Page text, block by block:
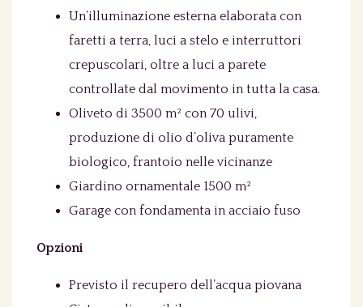
Un’illuminazione esterna elaborata con
faretti a terra, luci a stelo e interruttori
crepuscolari, oltre a luci a parete
controllate dal movimento in tutta la casa.
Oliveto di 3500 m² con 70 ulivi,
produzione di olio d’oliva puramente
biologico, frantoio nelle vicinanze
Giardino ornamentale 1500 m²
Garage con fondamenta in acciaio fuso
Opzioni
Previsto il recupero dell’acqua piovana